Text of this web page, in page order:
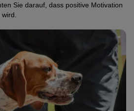
Sie darauf, dass positive Motivation